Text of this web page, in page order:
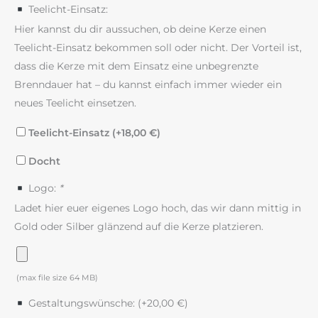
Teelicht-Einsatz:
Hier kannst du dir aussuchen, ob deine Kerze einen
Teelicht-Einsatz bekommen soll oder nicht. Der Vorteil ist,
dass die Kerze mit dem Einsatz eine unbegrenzte
Brenndauer hat – du kannst einfach immer wieder ein
neues Teelicht einsetzen.
Teelicht-Einsatz (+18,00 €)
Docht
Logo: *
Ladet hier euer eigenes Logo hoch, das wir dann mittig in
Gold oder Silber glänzend auf die Kerze platzieren.
(max file size 64 MB)
Gestaltungswünsche: (+20,00 €)